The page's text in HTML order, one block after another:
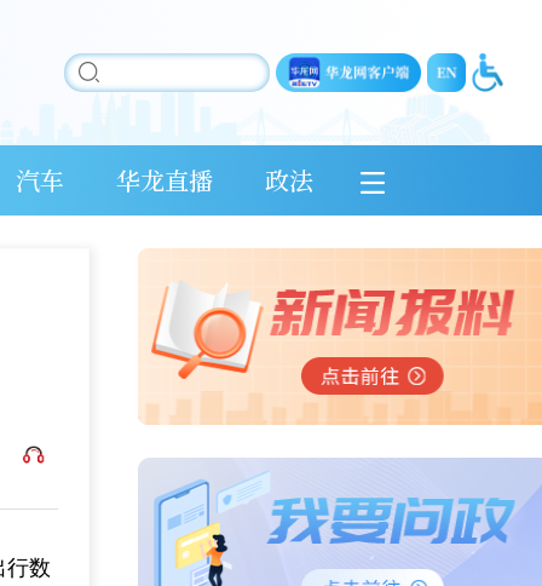
汽车 华龙直播 政法
行数